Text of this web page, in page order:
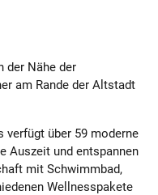
der Nähe der
am Rande der Altstadt
verfügt über 59 moderne
Auszeit und entspannen
mit Schwimmbad,
Wellnesspakete